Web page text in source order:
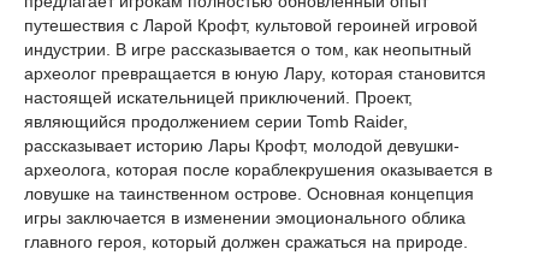
путешествия с Ларой Крофт, культовой героиней игровой
индустрии. В игре рассказывается о том, как неопытный
археолог превращается в юную Лару, которая становится
настоящей искательницей приключений. Проект,
являющийся продолжением серии Tomb Raider,
рассказывает историю Лары Крофт, молодой девушки-
археолога, которая после кораблекрушения оказывается в
ловушке на таинственном острове. Основная концепция
игры заключается в изменении эмоционального облика
главного героя, который должен сражаться на природе.